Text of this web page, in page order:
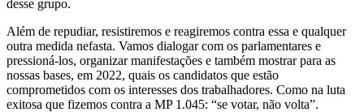
desse grupo.
Além de repudiar, resistiremos e reagiremos contra essa e qualquer
outra medida nefasta. Vamos dialogar com os parlamentares e
pressioná-los, organizar manifestações e também mostrar para as
nossas bases, em 2022, quais os candidatos que estão
comprometidos com os interesses dos trabalhadores. Como na luta
exitosa que fizemos contra a MP 1.045: “se votar, não volta”.